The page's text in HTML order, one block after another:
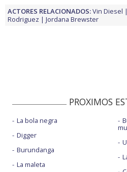
ACTORES RELACIONADOS:Vin Diesel
Rodriguez
Jordana Brewster
PROXIMOS
La bola negra
Digger
Burundanga
La maleta